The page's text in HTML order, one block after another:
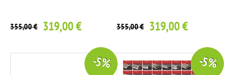
355,00 € 319,00 € 355,00 € 319,00 €
-5 % -5 %